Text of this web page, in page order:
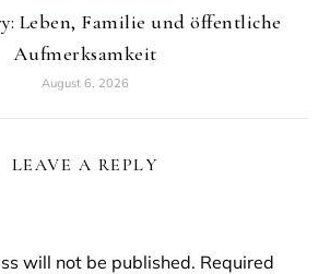
Leben, Familie und öffentliche
Aufmerksamkeit
August 6, 2026
LEAVE A REPLY
will not be published. Required